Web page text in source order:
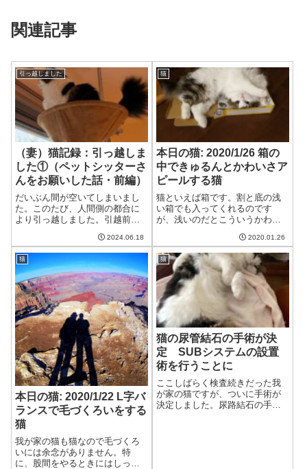
関連記事
引っ越しました
（妻）猫記録：引っ越しま
した①（ペットシッターさ
んをお願いした話・前編）
だいぶん間が空いてしまいまし
た。このたび、人間側の都合に
より引っ越しました。引越前後
したが、ようやく落ち着いて来
ました。幸い、今のところ我が
家の猫の体調は安定していま
す。引越前後のことについて、
大きく以下の点に分...
2024.06.18
猫
本日の猫: 2020/1/26 箱の
中できゅるんとかわいさア
ピールする猫
猫といえば箱です。割と底の浅
い箱でも入ってくれるのです
が、浅いのだとこういうかわい
らかに自分がかわいいことをわ
かっている猫猫む、なかなかい
い箱があるわね。たまには人間
どもにあたいの可愛さを知らし
めてやらねば。猫き...
2020.01.26
猫
本日の猫: 2020/1/22 L字バ
ランスで毛づくろいをする
猫
我が家の猫も猫なので毛づくろ
いには余念がありません。特
に、股間をやるときにはしっか
猫
猫の尿管結石の手術が決
定 SUBシステムの設置
術を行うことに
ここしばらく検査続きだった我
が家の猫ですが、ついに手術が
決定しました。尿路結石の手術